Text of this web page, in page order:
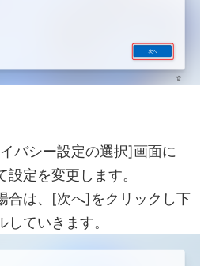
バシー設定の選択]画面に
定を変更します。
合は、[次へ]をクリックし下
ていきます。